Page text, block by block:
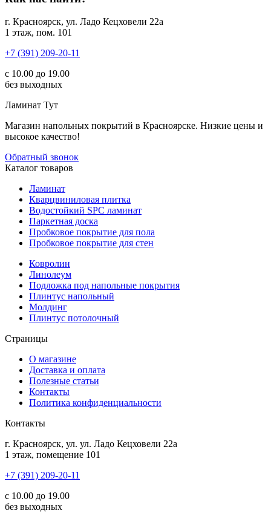
г. Красноярск, ул. Ладо Кецховели 22а
1 этаж, пом. 101
+7 (391) 209-20-11
с 10.00 до 19.00
без выходных
Ламинат Тут
Магазин напольных покрытий в Красноярске. Низкие цены и
высокое качество!
Обратный звонок
Каталог товаров
Ламинат
Кварцвиниловая плитка
Водостойкий SPC ламинат
Паркетная доска
Пробковое покрытие для пола
Пробковое покрытие для стен
Ковролин
Линолеум
Подложка под напольные покрытия
Плинтус напольный
Молдинг
Плинтус потолочный
Страницы
О магазине
Доставка и оплата
Полезные статьи
Контакты
Политика конфиденциальности
Контакты
г. Красноярск, ул. ул. Ладо Кецховели 22а
1 этаж, помещение 101
+7 (391) 209-20-11
с 10.00 до 19.00
без выходных